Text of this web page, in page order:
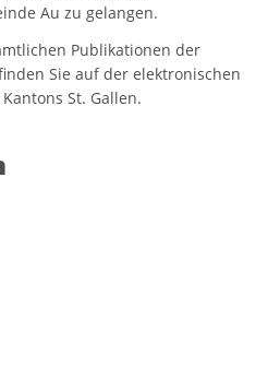
Au zu gelangen.
Publikationen der
Sie auf der elektronischen
St. Gallen.